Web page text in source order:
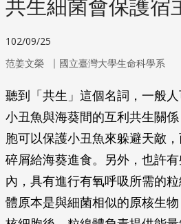
共生細菌會保護宿
102/09/25
范姜文榮 ｜ 國立臺灣大學生命科學系
聽到「共生」這個名詞，一般
小丑魚與海葵間的互利共生關
胞可以保護小丑魚來躲避天敵
碎屑給海葵進食。另外，也許
內，具有進行有氧呼吸所需的
體原本是與細菌相似的原核生